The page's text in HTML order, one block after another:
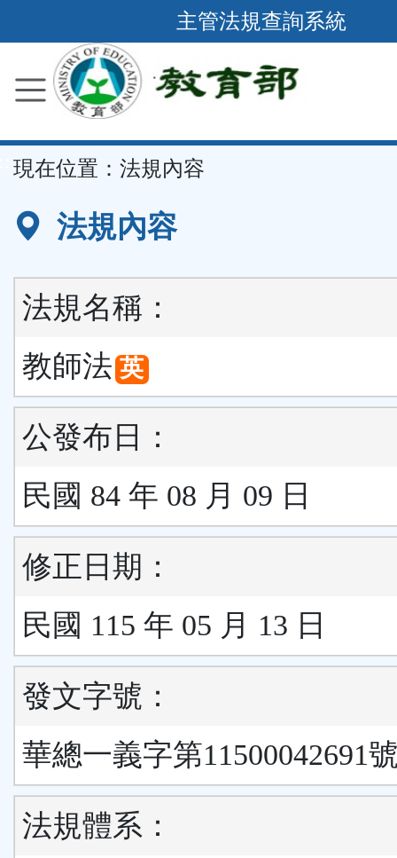
到
要
容
區
主管法規查詢系統
現在位置： 法規內容
法規內容
法規名稱：
教師法 英
公發布日：
民國 84 年 08 月 09 日
修正日期：
民國 115 年 05 月 13 日
發文字號：
華總一義字第11500042691
法規體系：